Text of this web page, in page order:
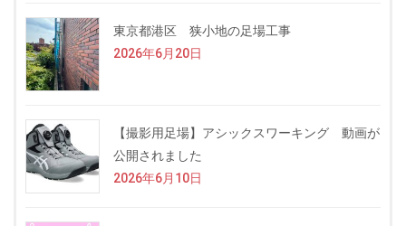
東京都港区 狭小地の足場工事
2026年6月20日
【撮影用足場】アシックスワーキング 動画が
公開されました
2026年6月10日